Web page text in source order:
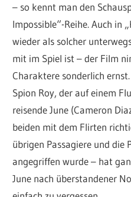
– so kennt man den
Impossible“-Reihe. Auch in
wieder als solcher
mit im Spiel ist – der Film
Charaktere sonderlich
Spion Roy, der auf einem
reisende June (Cameron
beiden mit dem Flirten
übrigen Passagiere und die
angegriffen wurde – hat
June nach überstandener